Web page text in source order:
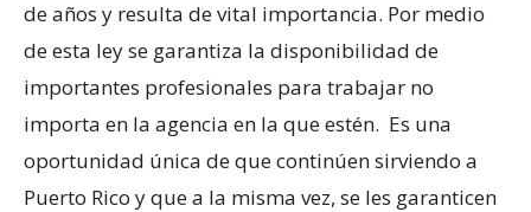
de años y resulta de vital importancia. Por medio
de esta ley se garantiza la disponibilidad de
importantes profesionales para trabajar no
importa en la agencia en la que estén. Es una
oportunidad única de que continúen sirviendo a
Puerto Rico y que a la misma vez, se les garanticen